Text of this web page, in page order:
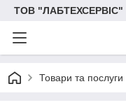
ТОВ "ЛАБТЕХСЕРВІС"
Товари та послуги